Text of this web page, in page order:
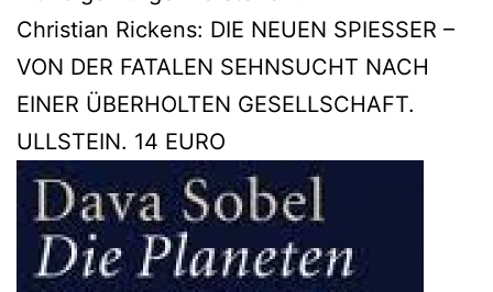
Christian Rickens: DIE NEUEN SPIESSER –
VON DER FATALEN SEHNSUCHT NACH
EINER ÜBERHOLTEN GESELLSCHAFT.
ULLSTEIN. 14 EURO